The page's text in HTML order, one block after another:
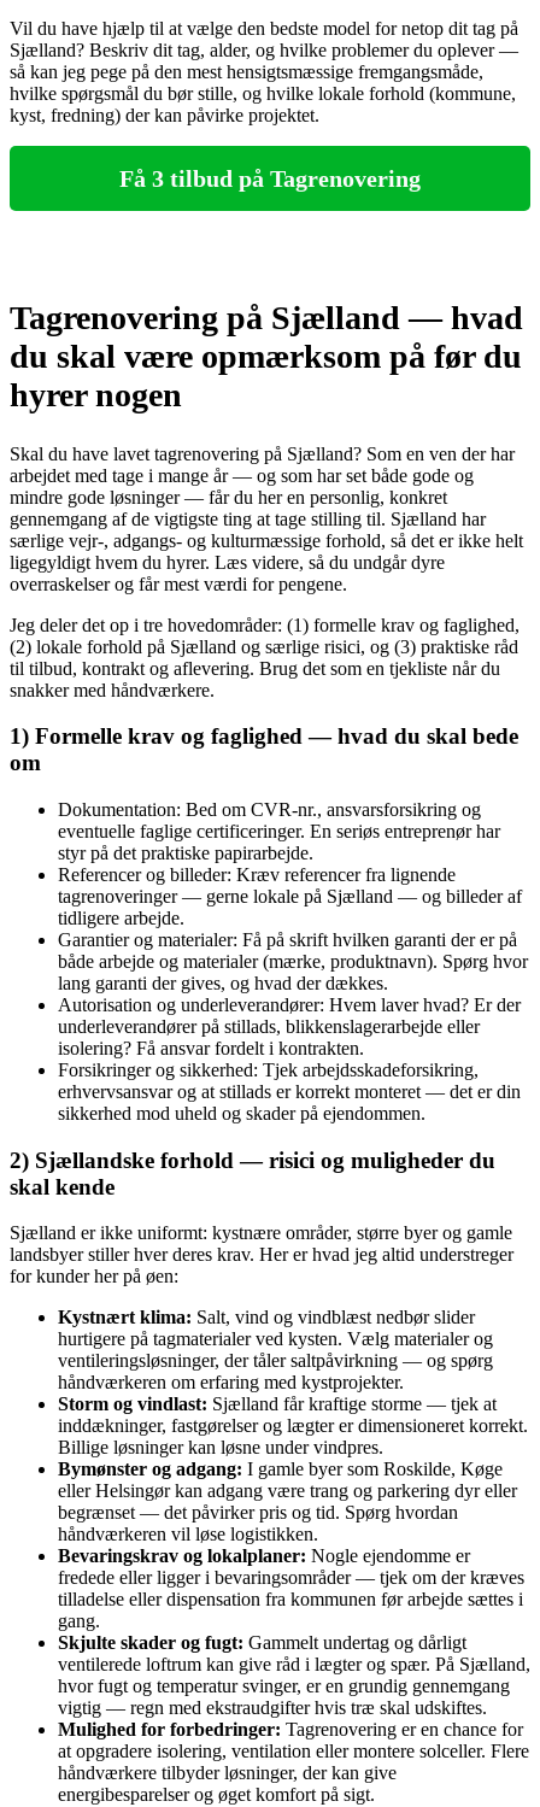
Vil du have hjælp til at vælge den bedste model for netop dit tag på
Sjælland? Beskriv dit tag, alder, og hvilke problemer du oplever —
så kan jeg pege på den mest hensigtsmæssige fremgangsmåde,
hvilke spørgsmål du bør stille, og hvilke lokale forhold (kommune,
kyst, fredning) der kan påvirke projektet.
Få 3 tilbud på Tagrenovering
Tagrenovering på Sjælland — hvad
du skal være opmærksom på før du
hyrer nogen
Skal du have lavet tagrenovering på Sjælland? Som en ven der har
arbejdet med tage i mange år — og som har set både gode og
mindre gode løsninger — får du her en personlig, konkret
gennemgang af de vigtigste ting at tage stilling til. Sjælland har
særlige vejr-, adgangs- og kulturmæssige forhold, så det er ikke helt
ligegyldigt hvem du hyrer. Læs videre, så du undgår dyre
overraskelser og får mest værdi for pengene.
Jeg deler det op i tre hovedområder: (1) formelle krav og faglighed,
(2) lokale forhold på Sjælland og særlige risici, og (3) praktiske råd
til tilbud, kontrakt og aflevering. Brug det som en tjekliste når du
snakker med håndværkere.
1) Formelle krav og faglighed — hvad du skal bede
om
Dokumentation: Bed om CVR‑nr., ansvarsforsikring og
eventuelle faglige certificeringer. En seriøs entreprenør har
styr på det praktiske papirarbejde.
Referencer og billeder: Kræv referencer fra lignende
tagrenoveringer — gerne lokale på Sjælland — og billeder af
tidligere arbejde.
Garantier og materialer: Få på skrift hvilken garanti der er på
både arbejde og materialer (mærke, produktnavn). Spørg hvor
lang garanti der gives, og hvad der dækkes.
Autorisation og underleverandører: Hvem laver hvad? Er der
underleverandører på stillads, blikkenslagerarbejde eller
isolering? Få ansvar fordelt i kontrakten.
Forsikringer og sikkerhed: Tjek arbejdsskadeforsikring,
erhvervsansvar og at stillads er korrekt monteret — det er din
sikkerhed mod uheld og skader på ejendommen.
2) Sjællandske forhold — risici og muligheder du
skal kende
Sjælland er ikke uniformt: kystnære områder, større byer og gamle
landsbyer stiller hver deres krav. Her er hvad jeg altid understreger
for kunder her på øen:
Kystnært klima: Salt, vind og vindblæst nedbør slider
hurtigere på tagmaterialer ved kysten. Vælg materialer og
ventileringsløsninger, der tåler saltpåvirkning — og spørg
håndværkeren om erfaring med kystprojekter.
Storm og vindlast: Sjælland får kraftige storme — tjek at
inddækninger, fastgørelser og lægter er dimensioneret korrekt.
Billige løsninger kan løsne under vindpres.
Bymønster og adgang: I gamle byer som Roskilde, Køge
eller Helsingør kan adgang være trang og parkering dyr eller
begrænset — det påvirker pris og tid. Spørg hvordan
håndværkeren vil løse logistikken.
Bevaringskrav og lokalplaner: Nogle ejendomme er
fredede eller ligger i bevaringsområder — tjek om der kræves
tilladelse eller dispensation fra kommunen før arbejde sættes i
gang.
Skjulte skader og fugt: Gammelt undertag og dårligt
ventilerede loftrum kan give råd i lægter og spær. På Sjælland,
hvor fugt og temperatur svinger, er en grundig gennemgang
vigtig — regn med ekstraudgifter hvis træ skal udskiftes.
Mulighed for forbedringer: Tagrenovering er en chance for
at opgradere isolering, ventilation eller montere solceller. Flere
håndværkere tilbyder løsninger, der kan give
energibesparelser og øget komfort på sigt.